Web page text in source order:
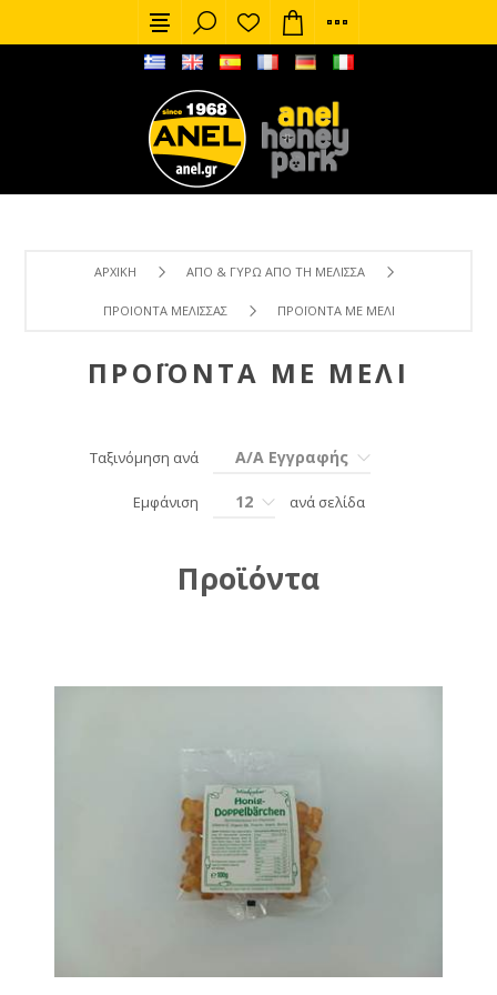
ΑΡΧΙΚΉ ΑΠΌ & ΓΎΡΩ ΑΠΌ ΤΗ ΜΈΛΙΣΣΑ
ΠΡΟΙΌΝΤΑ ΜΈΛΙΣΣΑΣ ΠΡΟΪΌΝΤΑ ΜΕ ΜΈΛΙ
ΠΡΟΪΌΝΤΑ ΜΕ ΜΈΛΙ
Ταξινόμηση ανά Α/Α Εγγραφής
Εμφάνιση 12 ανά σελίδα
Προϊόντα